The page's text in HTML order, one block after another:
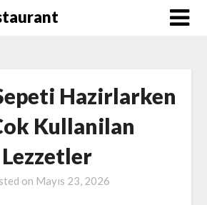
Hazirlarken
Kullanilan
Lezzetler
on Mayıs 23, 2026